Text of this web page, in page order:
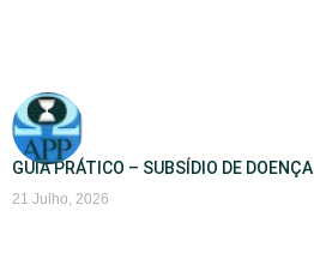
GUIA PRÁTICO – SUBSÍDIO DE DOENÇA
21 Julho, 2026